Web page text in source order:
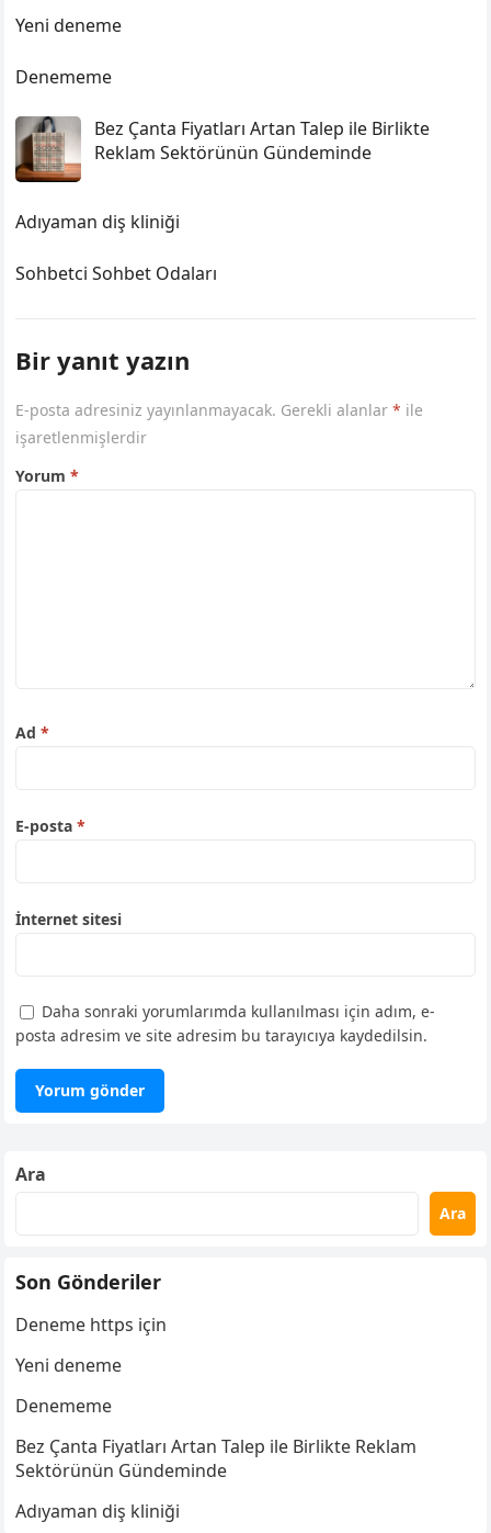
Yeni deneme
Denememe
Bez Çanta Fiyatları Artan Talep ile Birlikte
Reklam Sektörünün Gündeminde
Adıyaman diş kliniği
Sohbetci Sohbet Odaları
Bir yanıt yazın
E-posta adresiniz yayınlanmayacak. Gerekli alanlar* ile
işaretlenmişlerdir
Yorum*
Ad*
E-posta*
İnternet sitesi
Daha sonraki yorumlarımda kullanılması için adım, e-
posta adresim ve site adresim bu tarayıcıya kaydedilsin.
Ara
Ara
Son Gönderiler
Deneme https için
Yeni deneme
Denememe
Bez Çanta Fiyatları Artan Talep ile Birlikte Reklam
Sektörünün Gündeminde
Adıyaman diş kliniği